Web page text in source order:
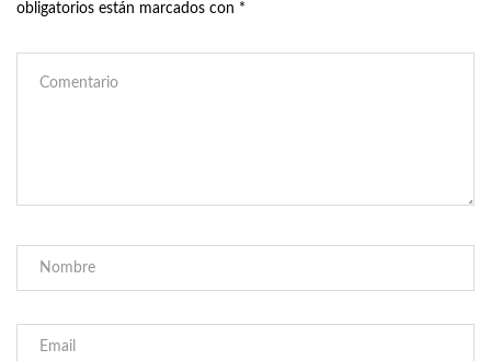
obligatorios están marcados con *